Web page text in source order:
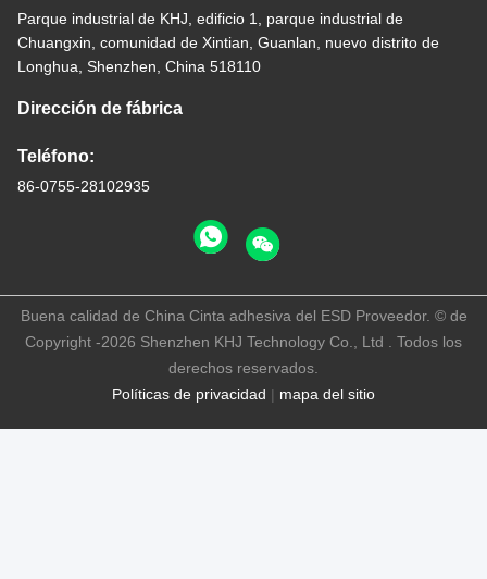
Parque industrial de KHJ, edificio 1, parque industrial de
Chuangxin, comunidad de Xintian, Guanlan, nuevo distrito de
Longhua, Shenzhen, China 518110
Dirección de fábrica
Teléfono:
86-0755-28102935
Políticas de privacidad | mapa del sitio
Buena calidad de China Cinta adhesiva del ESD Proveedor. © de
Copyright -2026 Shenzhen KHJ Technology Co., Ltd . Todos los
derechos reservados.